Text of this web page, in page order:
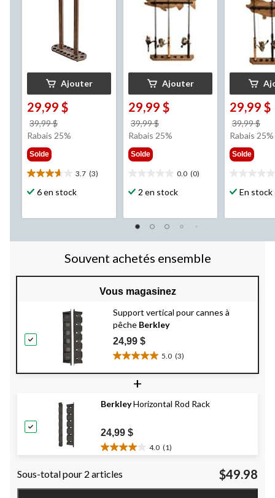
Ajouter
29,99 $
39,99 $
était
Rabais 25%
Solde
3.7 (3)
3.7
étoile(s)
6 en stock
Ajouter
29,99 $
39,99 $
était
Rabais 25%
Solde
0.0 (0)
étoile(s)
2 en stock
29,99 $
39,99 $
Rabais 25%
Solde
étoile(s)
En stock
Souvent achetés ensemble
Vous magasinez
Support vertical pour cannes à
pêche Berkley
24,99 $
5.0 (3)
5.0
étoile(s)
3
+
BerkleyHorizontal Rod Rack
24,99 $
4.0 (1)
4.0
sur
5.
Sous-total pour 2 articles $49.98